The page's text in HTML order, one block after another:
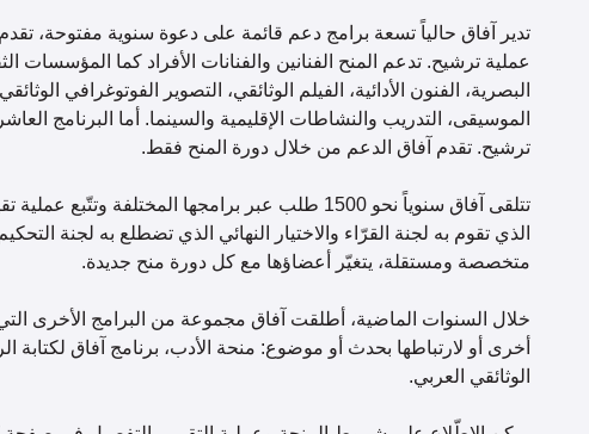
تدير آفاق حالياً تسعة برامج دعم قائمة على دعوة سنوية مفتوحة، تقدم
عملية ترشيح. تدعم المنح الفنانين والفنانات الأفراد كما المؤسسات
البصرية، الفنون الأدائية، الفيلم الوثائقي، التصوير الفوتوغرافي
الموسيقى، التدريب والنشاطات الإقليمية والسينما. أما البرنامج
ترشيح. تقدم آفاق الدعم من خلال دورة المنح فقط.
تتلقى آفاق سنوياً نحو 1500 طلب عبر برامجها المختلفة
الذي تقوم به لجنة القرّاء والاختيار النهائي الذي تضطلع به لجنة
متخصصة ومستقلة، يتغيّر أعضاؤها مع كل دورة منح جديدة.
خلال السنوات الماضية، أطلقت آفاق مجموعة من البرامج الأخرى
أخرى أو لارتباطها بحدث أو موضوع: منحة الأدب، برنامج آفاق لكتابة
الوثائقي العربي.